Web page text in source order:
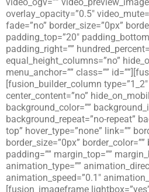
video_ogv=””
overlay_opacity=”0.5″
fade=”no” border_size=”0px”
padding_top=”20″
padding_right=””
equal_height_columns=”no”
menu_anchor=”” class=””
[fusion_builder_column
center_content=”no”
background_color=””
background_repeat=”no-repeat”
top” hover_type=”none” link=””
border_size=”0px” border_color=””
padding=”” margin_top=””
animation_type=””
animation_speed=”0.1″
[fusion_imageframe